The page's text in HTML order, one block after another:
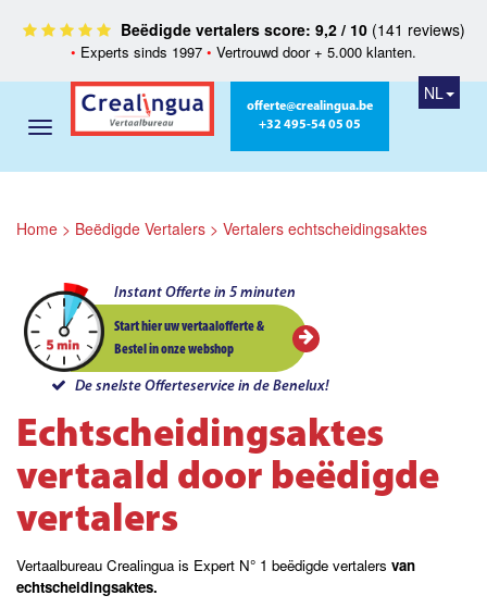
Beëdigde vertalers score: 9,2 / 10(141 reviews)
• Experts sinds 1997 • Vertrouwd door + 5.000 klanten.
offerte@crealingua.be
+32 495-54 05 05
NL
Home > Beëdigde Vertalers > Vertalers echtscheidingsaktes
Instant Offerte in 5 minuten
Start hier uw vertaalofferte &
Bestel in onze webshop
De snelste Offerteservice in de Benelux!
Echtscheidingsaktes
vertaald door beëdigde
vertalers
Vertaalbureau Crealingua is Expert N° 1 beëdigde vertalers van
echtscheidingsaktes.